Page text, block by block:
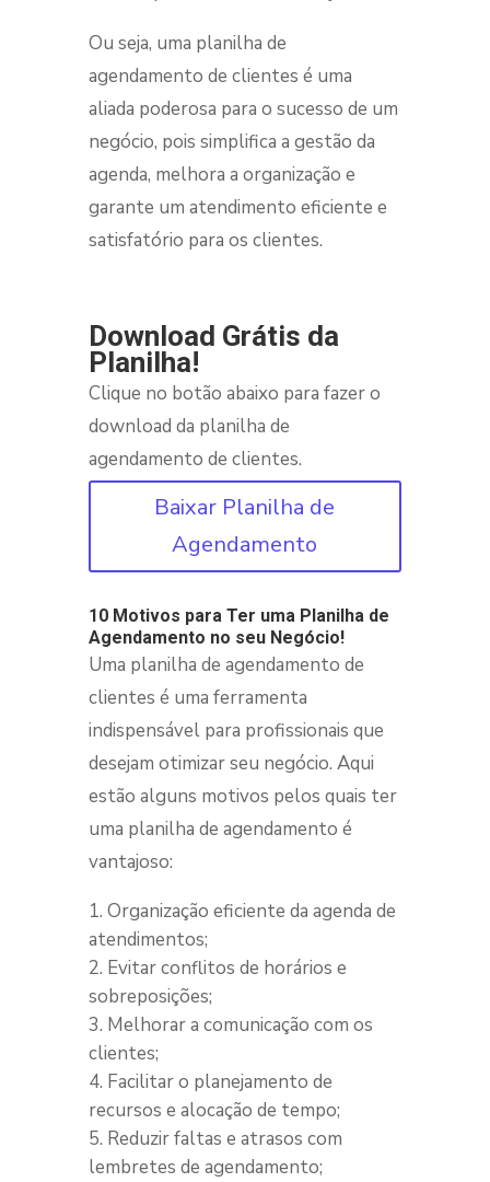
Ou seja, uma planilha de
agendamento de clientes é uma
aliada poderosa para o sucesso de um
negócio, pois simplifica a gestão da
agenda, melhora a organização e
garante um atendimento eficiente e
satisfatório para os clientes.
Download Grátis da
Planilha!
Clique no botão abaixo para fazer o
download da planilha de
agendamento de clientes.
Baixar Planilha de
Agendamento
10 Motivos para Ter uma Planilha de
Agendamento no seu Negócio!
Uma planilha de agendamento de
clientes é uma ferramenta
indispensável para profissionais que
desejam otimizar seu negócio. Aqui
estão alguns motivos pelos quais ter
uma planilha de agendamento é
vantajoso:
Organização eficiente da agenda de
atendimentos;
Evitar conflitos de horários e
sobreposições;
Melhorar a comunicação com os
clientes;
Facilitar o planejamento de
recursos e alocação de tempo;
Reduzir faltas e atrasos com
lembretes de agendamento;